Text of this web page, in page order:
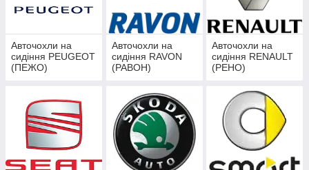
Авточохли на
сидіння PEUGEOT
(ПЕЖО)
Авточохли на
сидіння RAVON
(РАВОН)
Авточохли на
сидіння RENAULT
(РЕНО)